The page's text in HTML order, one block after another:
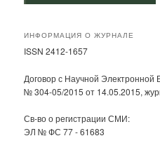
ИНФОРМАЦИЯ О ЖУРНАЛЕ
ISSN 2412-1657
Договор с Научной Электронной
№ 304-05/2015 от 14.05.2015,
Св-во о регистрации СМИ:
ЭЛ № ФС 77 - 61683